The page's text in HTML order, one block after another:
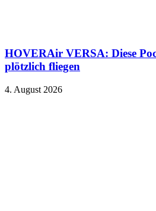
HOVERAir VERSA: Diese
plötzlich fliegen
4. August 2026